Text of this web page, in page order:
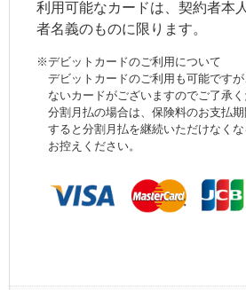
利用可能なカードは、契約者本
者名義のものに限ります。
※デビットカードのご利用について
デビットカードのご利用も可能です
ないカードがございますのでご了承く
分割月払の場合は、保険料のお支払
すると分割月払を継続いただけなく
お控えください。